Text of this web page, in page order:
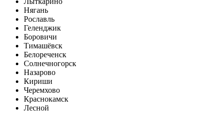
Нягань
Рославль
Геленджик
Боровичи
Тимашёвск
Белореченск
Солнечногорск
Назарово
Кириши
Черемхово
Краснокамск
Лесной